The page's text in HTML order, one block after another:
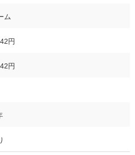
ム
円
円